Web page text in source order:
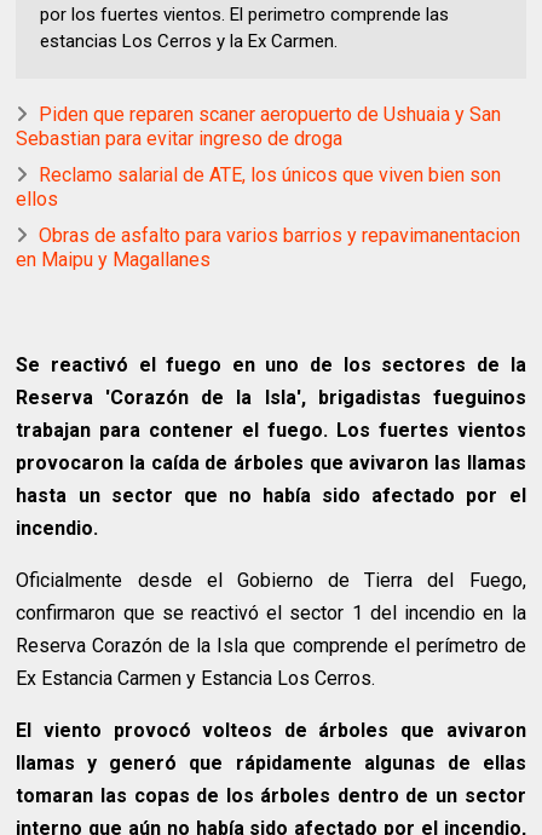
por los fuertes vientos. El perimetro comprende las
estancias Los Cerros y la Ex Carmen.
Piden que reparen scaner aeropuerto de Ushuaia y San
Sebastian para evitar ingreso de droga
Reclamo salarial de ATE, los únicos que viven bien son
ellos
Obras de asfalto para varios barrios y repavimanentacion
en Maipu y Magallanes
Se reactivó el fuego en uno de los sectores de la
Reserva 'Corazón de la Isla', brigadistas fueguinos
trabajan para contener el fuego. Los fuertes vientos
provocaron la caída de árboles que avivaron las llamas
hasta un sector que no había sido afectado por el
incendio.
Oficialmente desde el Gobierno de Tierra del Fuego,
confirmaron que se reactivó el sector 1 del incendio en la
Reserva Corazón de la Isla que comprende el perímetro de
Ex Estancia Carmen y Estancia Los Cerros.
El viento provocó volteos de árboles que avivaron
llamas y generó que rápidamente algunas de ellas
tomaran las copas de los árboles dentro de un sector
interno que aún no había sido afectado por el incendio,